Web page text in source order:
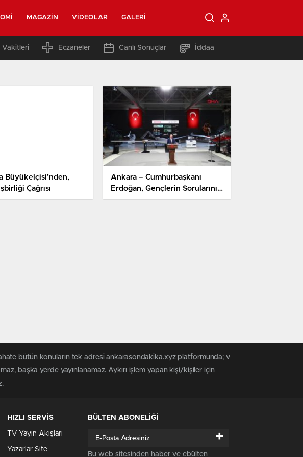
MAGAZIN VIDEOLAR GALERI
Vakitleri Eczaneler Canlı Sonuçlar İddaa
Büyükelçisi’nden,
Çağrısı
Ankara – Cumhurbaşkanı
Erdoğan, Gençlerin Sorularını
Cevapladı
bütün konuların tek adresi ankarasondakika.xyz platformunda; v
başka yerde yayınlanamaz. Aykırı işlem yapan kişi/kişiler için
HIZLI SERVİS
TV Yayın Akışları
Yazarlar Site
BÜLTEN ABONELİĞİ
+
Bu web sitesinden haber ve ebülten